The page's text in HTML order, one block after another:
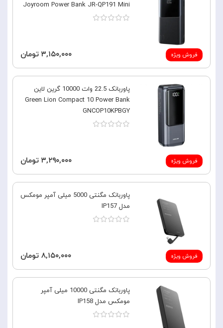
فروش ویژه
Joyroom Power Bank JR-QP191 Mini
۳,۱۵۰,۰۰۰ تومان
فروش ویژه
پاوربانک 22.5 وات 10000 گرین لاین
Green Lion Compact 10 Power Bank
GNCOP10KPBGY
۳,۲۹۰,۰۰۰ تومان
فروش ویژه
پاوربانک مگنتی 5000 میلی آمپر مومکس
مدل IP157
۸,۱۵۰,۰۰۰ تومان
پاوربانک مگنتی 10000 میلی آمپر
مومکس مدل IP158